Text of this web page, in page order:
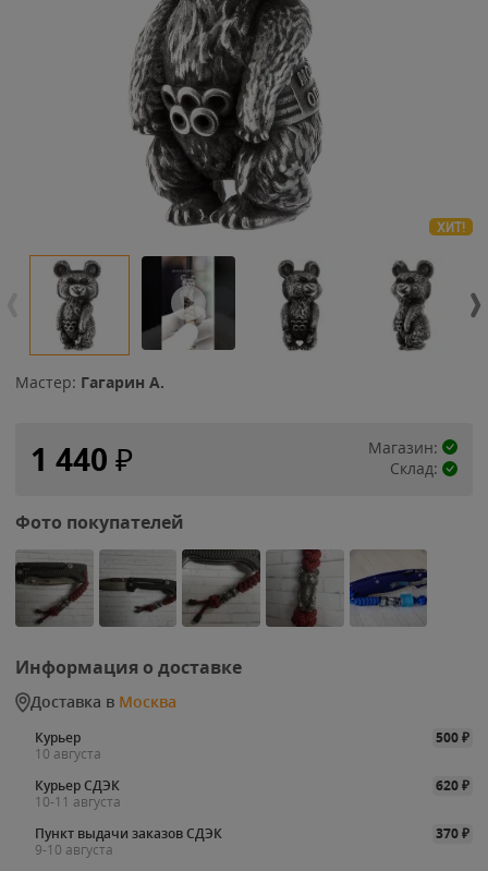
ХИТ!
Мастер: Гагарин А.
1 440 ₽
Магазин:
Склад:
Фото покупателей
Информация о доставке
Доставка в Москва
Курьер 500₽
10 августа
Курьер СДЭК
620₽
10-11 августа
Пункт выдачи заказов СДЭК
370₽
9-10 августа